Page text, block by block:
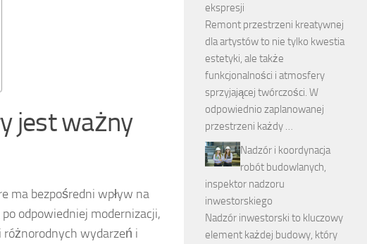
jest ważny
ma bezpośredni wpływ na
odpowiedniej modernizacji,
różnorodnych wydarzeń i
ekspresji
Remont przestrzeni kreatywnej
dla artystów to nie tylko kwestia
estetyki, ale także
funkcjonalności i atmosfery
sprzyjającej twórczości. W
odpowiednio zaplanowanej
przestrzeni każdy …
Nadzór i koordynacja
robót budowlanych,
inspektor nadzoru
inwestorskiego
Nadzór inwestorski to kluczowy
element każdej budowy, który